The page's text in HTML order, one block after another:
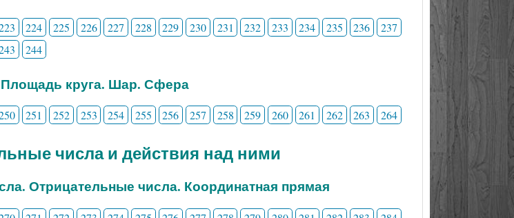
224 225 226 227 228 229 230 231 232 233 234 235 236
237
244
Площадь круга. Шар. Сфера
251 252 253 254 255 256 257 258 259 260 261 262 263 264
числа и действия над ними
Отрицательные числа. Координатная прямая